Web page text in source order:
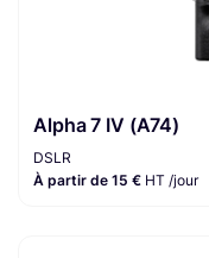
Alpha 7 IV (A74)
DSLR
À partir de 15 € HT /jour